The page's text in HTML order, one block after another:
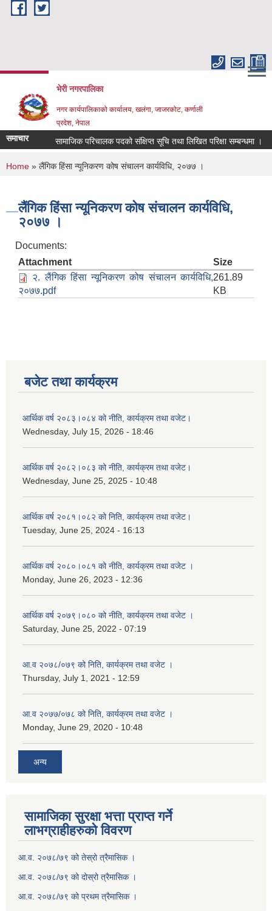
Skip to main content
भेरी नगरपालिका
नगर कार्यपालिकाको कार्यालय, खलंगा, जाजरकोट, कर्णाली
प्रदेश, नेपाल
समाचार सामाजिक परिचालक पदको संक्षिप्त सूचि तथा लिखित परिक्षा सम्बन्धमा ।
You are here
Home » लैंगिक हिंसा न्यूनिकरण कोष संचालन कार्यविधि, २०७७ ।
लैंगिक हिंसा न्यूनिकरण कोष संचालन कार्यविधि,
२०७७ ।
Documents:
Attachment
Size
२. लैंगिक हिंसा न्यूनिकरण कोष संचालन कार्यविधि,
२०७७.pdf
261.89
KB
बजेट तथा कार्यक्रम
आर्थिक वर्ष २०८३।०८४ को नीति, कार्यक्रम तथा वजेट।
Wednesday, July 15, 2026 - 18:46
आर्थिक वर्ष २०८२।०८३ को नीति, कार्यक्रम तथा वजेट।
Wednesday, June 25, 2025 - 10:48
आर्थिक वर्ष २०८१।०८२ को निति, कार्यक्रम तथा वजेट।
Tuesday, June 25, 2024 - 16:13
आर्थिक वर्ष २०८०।०८१ को नीति, कार्यक्रम तथा वजेट ।
Monday, June 26, 2023 - 12:36
आर्थिक वर्ष २०७९।०८० को नीति, कार्यक्रम तथा वजेट ।
Saturday, June 25, 2022 - 07:19
आ.व २०७८/०७९ को निति, कार्यक्रम तथा वजेट ।
Thursday, July 1, 2021 - 12:59
आ.व २०७७/०७८ को निति, कार्यक्रम तथा वजेट ।
Monday, June 29, 2020 - 10:48
अन्य
सामाजिका सुरक्षा भत्ता प्राप्त गर्ने
लाभग्राहीहरुको विवरण
आ.व. २०७८/७९ को तेस्रो त्रैमासिक ।
आ.व. २०७८/७९ को दोस्रो त्रैमासिक ।
आ.व. २०७८/७९ को प्रथम त्रैमासिक ।